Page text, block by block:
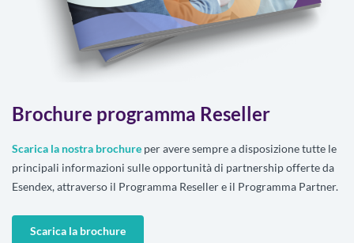
Brochure programma Reseller
Scarica la nostra brochure per avere sempre a disposizione tutte le
principali informazioni sulle opportunità di partnership offerte da
Esendex, attraverso il Programma Reseller e il Programma Partner.
Scarica la brochure